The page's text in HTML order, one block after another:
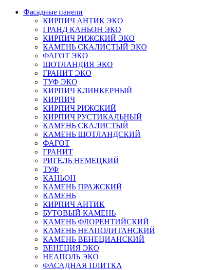
Фасадные панели
КИРПИЧ АНТИК ЭКО
ГРАНД КАНЬОН ЭКО
КИРПИЧ РИЖСКИЙ ЭКО
КАМЕНЬ СКАЛИСТЫЙ ЭКО
ФАГОТ ЭКО
ШОТЛАНДИЯ ЭКО
ГРАНИТ ЭКО
ТУФ ЭКО
КИРПИЧ КЛИНКЕРНЫЙ
КИРПИЧ
КИРПИЧ РИЖСКИЙ
КИРПИЧ РУСТИКАЛЬНЫЙ
КАМЕНЬ СКАЛИСТЫЙ
КАМЕНЬ ШОТЛАНДСКИЙ
ФАГОТ
ГРАНИТ
РИГЕЛЬ НЕМЕЦКИЙ
ТУФ
КАНЬОН
КАМЕНЬ ПРАЖСКИЙ
КАМЕНЬ
КИРПИЧ АНТИК
БУТОВЫЙ КАМЕНЬ
КАМЕНЬ ФЛОРЕНТИЙСКИЙ
КАМЕНЬ НЕАПОЛИТАНСКИЙ
КАМЕНЬ ВЕНЕЦИАНСКИЙ
ВЕНЕЦИЯ ЭКО
НЕАПОЛЬ ЭКО
ФАСАДНАЯ ПЛИТКА